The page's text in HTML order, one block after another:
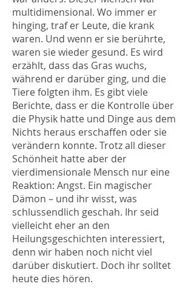
multidimensional. Wo immer er
hinging, traf er Leute, die krank
waren. Und wenn er sie berührte,
waren sie wieder gesund. Es wird
erzählt, dass das Gras wuchs,
während er darüber ging, und die
Tiere folgten ihm. Es gibt viele
Berichte, dass er die Kontrolle über
die Physik hatte und Dinge aus dem
Nichts heraus erschaffen oder sie
verändern konnte. Trotz all dieser
Schönheit hatte aber der
vierdimensionale Mensch nur eine
Reaktion: Angst. Ein magischer
Dämon – und ihr wisst, was
schlussendlich geschah. Ihr seid
vielleicht eher an den
Heilungsgeschichten interessiert,
denn wir haben noch nicht viel
darüber diskutiert. Doch ihr solltet
heute dies hören.